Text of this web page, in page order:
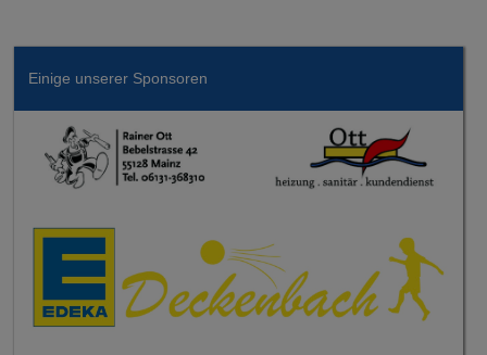
Einige unserer Sponsoren